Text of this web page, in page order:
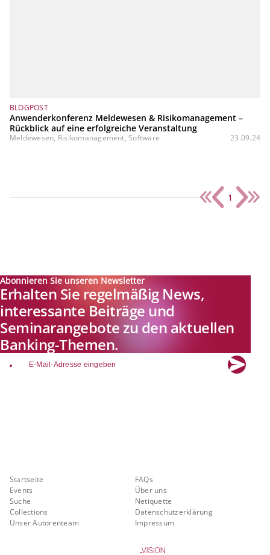
BLOGPOST
Anwenderkonferenz Meldewesen & Risikomanagement –
Rückblick auf eine erfolgreiche Veranstaltung
Meldewesen, Risikomanagement, Software 23.09.24
1
Abonnieren Sie unseren Newsletter
Erhalten Sie regelmäßig News,
interessante Beiträge und
Seminarangebote zu den aktuellen
Banking-Themen.
email
Startseite
Events
Suche
Collections
Unser Autorenteam
FAQs
Über uns
Netiquette
Datenschutzerklärung
Impressum